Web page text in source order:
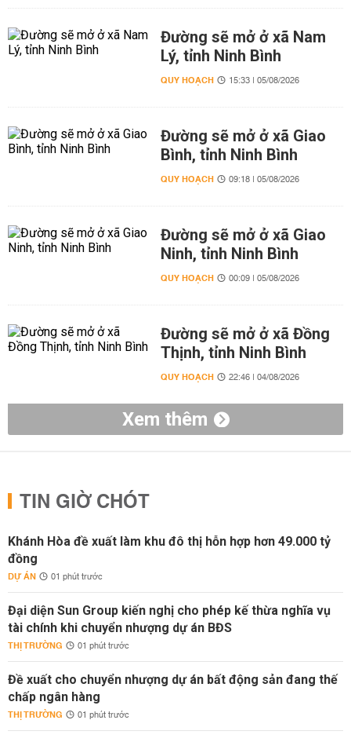
Đường sẽ mở ở xã Nam
Lý, tỉnh Ninh Bình
QUY HOẠCH 15:33 | 05/08/2026
Đường sẽ mở ở xã Giao
Bình, tỉnh Ninh Bình
QUY HOẠCH 09:18 | 05/08/2026
Đường sẽ mở ở xã Giao
Ninh, tỉnh Ninh Bình
QUY HOẠCH 00:09 | 05/08/2026
Đường sẽ mở ở xã Đồng
Thịnh, tỉnh Ninh Bình
QUY HOẠCH 22:46 | 04/08/2026
Xem thêm
TIN GIỜ CHÓT
Khánh Hòa đề xuất làm khu đô thị hỗn hợp hơn 49.000 tỷ
đồng
DỰ ÁN 01 phút trước
Đại diện Sun Group kiến nghị cho phép kế thừa nghĩa vụ
tài chính khi chuyển nhượng dự án BĐS
THỊ TRƯỜNG 01 phút trước
Đề xuất cho chuyển nhượng dự án bất động sản đang thế
chấp ngân hàng
THỊ TRƯỜNG 01 phút trước